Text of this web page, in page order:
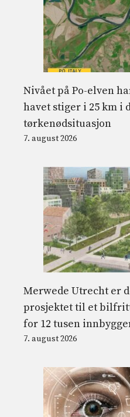
Nivået på Po-elven
havet stiger i 25 km i
tørkenødsituasjon
7. august 2026
Merwede Utrecht er
prosjektet til et
for 12 tusen
7. august 2026